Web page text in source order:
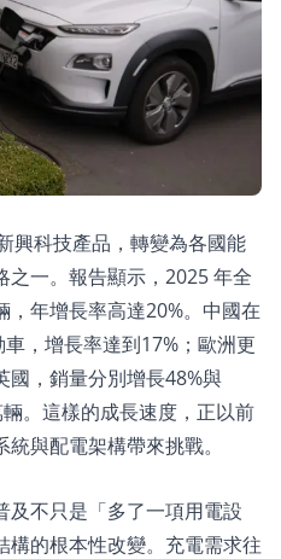
興科技產品，轉變為各國能
之一。報告顯示，2025 年全
年增長率高達20%。中國在
，增長率達到17%；歐洲更
國，銷量分別增長48%與
。這樣的成長速度，正以前
與配電架構帶來挑戰。
及不只是「多了一項用電設
的根本性改變。充電需求往